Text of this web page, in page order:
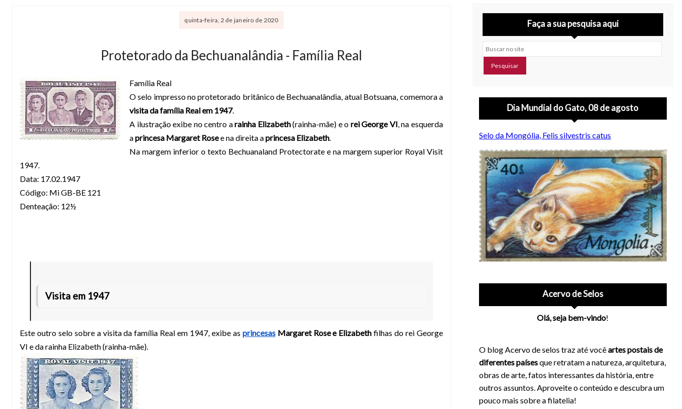
quinta-feira, 2 de janeiro de 2020
Protetorado da Bechuanalândia - Família Real
Família Real
O selo impresso no protetorado britânico de Bechuanalândia, atual Botsuana, comemora a
visita da família Real em 1947.
A ilustração exibe no centro arainha Elizabeth(rainha-mãe) e o rei George VI , na esquerda
aprincesa Margaret Rosee na direitaaprincesa Elizabeth
Na margem inferior o texto Bechuanaland Protectorate e na margem superior Royal Visit
1947.
Data: 17.02.1947
Código: Mi GB-BE 121
Denteação: 12½
Visita em 1947
Este outro selo sobre a visita da família Real em 1947, exibe as princesasMargaret Rose e Elizabeth filhas do rei George
VI e da rainha Elizabeth (rainha-mãe).
Faça a sua pesquisa aqui
Buscar no site
Dia Mundial do Gato, 08 de agosto
Selo da Mongólia, Felis silvestris catus
Acervo de Selos
Olá, seja bem-vindo!
O blog Acervo de selos traz até vocêartes postais de
diferentes paísesque retratam a natureza, arquitetura,
obras de arte, fatos interessantes da história, entre
outros assuntos. Aproveite o conteúdo e descubra um
pouco mais sobre a filatelia!